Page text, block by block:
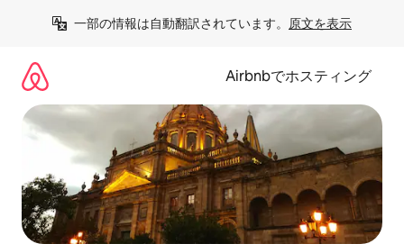
一部の情報は自動翻訳されています。 原文を表示
Airbnbでホスティング